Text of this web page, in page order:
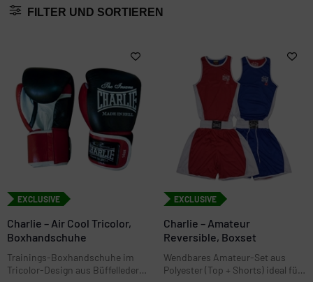
FILTER UND SORTIEREN
EXCLUSIVE
Charlie – Air Cool Tricolor,
Boxhandschuhe
Trainings-Boxhandschuhe im
Tricolor-Design aus Büffelleder
EXCLUSIVE
Charlie – Amateur
Reversible, Boxset
Wendbares Amateur-Set aus
Polyester (Top + Shorts) ideal für